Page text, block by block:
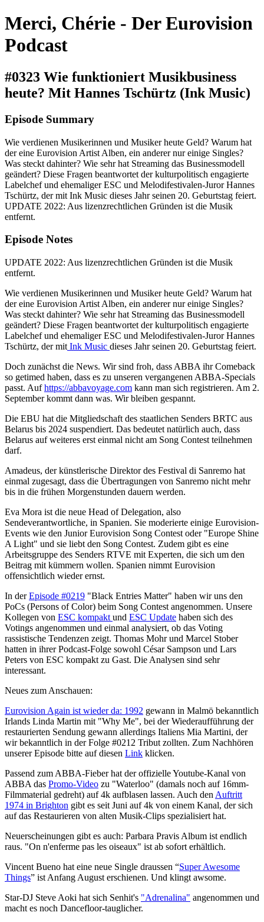
Merci, Chérie - Der Eurovision
Podcast
#0323 Wie funktioniert Musikbusiness
heute? Mit Hannes Tschürtz (Ink Music)
Episode Summary
Wie verdienen Musikerinnen und Musiker heute Geld? Warum hat
der eine Eurovision Artist Alben, ein anderer nur einige Singles?
Was steckt dahinter? Wie sehr hat Streaming das Businessmodell
geändert? Diese Fragen beantwortet der kulturpolitisch engagierte
Labelchef und ehemaliger ESC und Melodifestivalen-Juror Hannes
Tschürtz, der mit Ink Music dieses Jahr seinen 20. Geburtstag feiert.
UPDATE 2022: Aus lizenzrechtlichen Gründen ist die Musik
entfernt.
Episode Notes
UPDATE 2022: Aus lizenzrechtlichen Gründen ist die Musik
entfernt.
Wie verdienen Musikerinnen und Musiker heute Geld? Warum hat
der eine Eurovision Artist Alben, ein anderer nur einige Singles?
Was steckt dahinter? Wie sehr hat Streaming das Businessmodell
geändert? Diese Fragen beantwortet der kulturpolitisch engagierte
Labelchef und ehemaliger ESC und Melodifestivalen-Juror Hannes
Tschürtz, der mit Ink Music dieses Jahr seinen 20. Geburtstag feiert.
Doch zunächst die News. Wir sind froh, dass ABBA ihr Comeback
so getimed haben, dass es zu unseren vergangenen ABBA-Specials
passt. Aufhttps://abbavoyage.com kann man sich registrieren. Am 2.
September kommt dann was. Wir bleiben gespannt.
Die EBU hat die Mitgliedschaft des staatlichen Senders BRTC aus
Belarus bis 2024 suspendiert. Das bedeutet natürlich auch, dass
Belarus auf weiteres erst einmal nicht am Song Contest teilnehmen
darf.
Amadeus, der künstlerische Direktor des Festival di Sanremo hat
einmal zugesagt, dass die Übertragungen von Sanremo nicht mehr
bis in die frühen Morgenstunden dauern werden.
Eva Mora ist die neue Head of Delegation, also
Sendeverantwortliche, in Spanien. Sie moderierte einige Eurovision-
Events wie den Junior Eurovision Song Contest oder "Europe Shine
A Light" und sie liebt den Song Contest. Zudem gibt es eine
Arbeitsgruppe des Senders RTVE mit Experten, die sich um den
Beitrag mit kümmern wollen. Spanien nimmt Eurovision
offensichtlich wieder ernst.
In derEpisode #0219 "Black Entries Matter" haben wir uns den
PoCs (Persons of Color) beim Song Contest angenommen. Unsere
Kollegen von ESC kompakt und ESC Update haben sich des
Votings angenommen und einmal analysiert, ob das Voting
rassistische Tendenzen zeigt. Thomas Mohr und Marcel Stober
hatten in ihrer Podcast-Folge sowohl César Sampson und Lars
Peters von ESC kompakt zu Gast. Die Analysen sind sehr
interessant.
Neues zum Anschauen:
Eurovision Again ist wieder da: 1992 gewann in Malmö bekanntlich
Irlands Linda Martin mit "Why Me", bei der Wiederaufführung der
restaurierten Sendung gewann allerdings Italiens Mia Martini, der
wir bekanntlich in der Folge #0212 Tribut zollten. Zum Nachhören
unserer Episode bitte auf diesen Link klicken.
Passend zum ABBA-Fieber hat der offizielle Youtube-Kanal von
ABBA das Promo-Video zu "Waterloo" (damals noch auf 16mm-
Filmmaterial gedreht) auf 4k aufblasen lassen. Auch den Auftritt
1974 in Brighton gibt es seit Juni auf 4k von einem Kanal, der sich
auf das Restaurieren von alten Musik-Clips spezialisiert hat.
Neuerscheinungen gibt es auch: Parbara Pravis Album ist endlich
raus. "On n'enferme pas les oiseaux" ist ab sofort erhältlich.
Vincent Bueno hat eine neue Single draussen “Super Awesome
Things” ist Anfang August erschienen. Und klingt awsome.
Star-DJ Steve Aoki hat sich Senhit's "Adrenalina" angenommen und
macht es noch Dancefloor-tauglicher.